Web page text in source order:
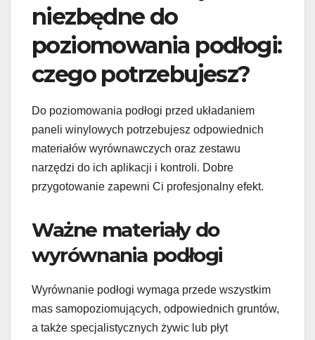
niezbędne do
poziomowania podłogi:
czego potrzebujesz?
Do poziomowania podłogi przed układaniem
paneli winylowych potrzebujesz odpowiednich
materiałów wyrównawczych oraz zestawu
narzędzi do ich aplikacji i kontroli. Dobre
przygotowanie zapewni Ci profesjonalny efekt.
Ważne materiały do
wyrównania podłogi
Wyrównanie podłogi wymaga przede wszystkim
mas samopoziomujących, odpowiednich gruntów,
a także specjalistycznych żywic lub płyt